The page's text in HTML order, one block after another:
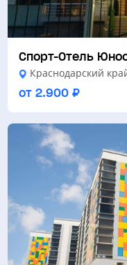
Спорт-Отель
Краснодарский
от 2.900 ₽